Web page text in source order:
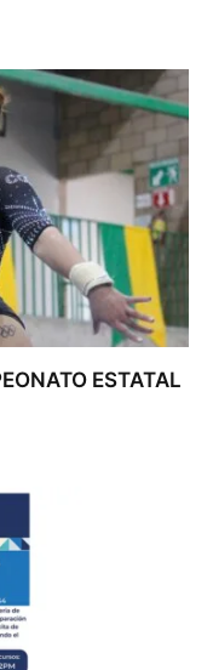
ESTATAL